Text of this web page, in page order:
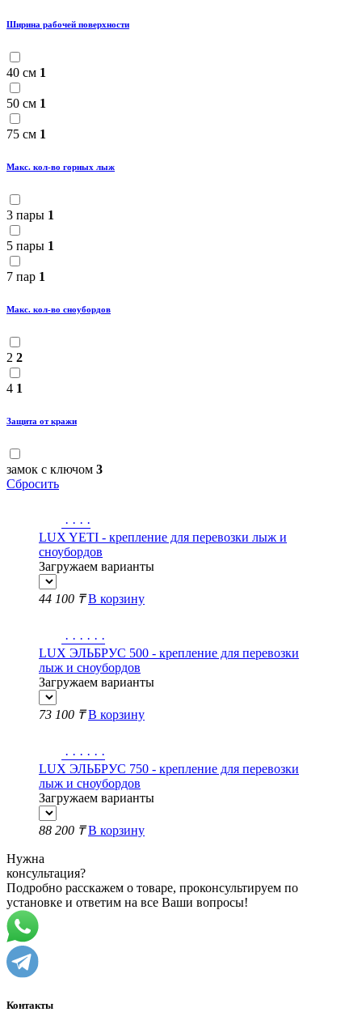
Ширина рабочей поверхности
40 см 1
50 см 1
75 см 1
Макс. кол-во горных лыж
3 пары 1
5 пары 1
7 пар 1
Макс. кол-во сноубордов
2 2
4 1
Защита от кражи
замок с ключом 3
Сбросить
· · · ·
LUX YETI - крепление для перевозки лыж и
сноубордов
Загружаем варианты
44 100 ₸ В корзину
· · · · · ·
LUX ЭЛЬБРУС 500 - крепление для перевозки
лыж и сноубордов
Загружаем варианты
73 100 ₸ В корзину
· · · · · ·
LUX ЭЛЬБРУС 750 - крепление для перевозки
лыж и сноубордов
Загружаем варианты
88 200 ₸ В корзину
Нужна
консультация?
Подробно расскажем о товаре, проконсультируем по
установке и ответим на все Ваши вопросы!
Контакты